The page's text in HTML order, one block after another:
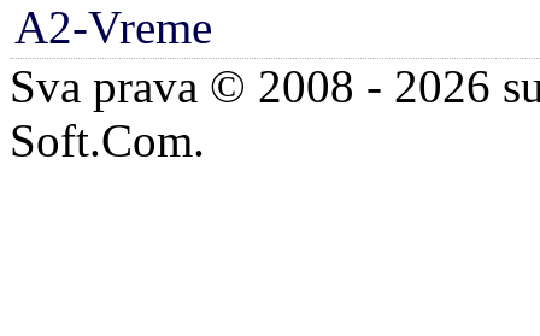
A2-Vreme
Sva prava © 2008 - 2026
Soft.Com.